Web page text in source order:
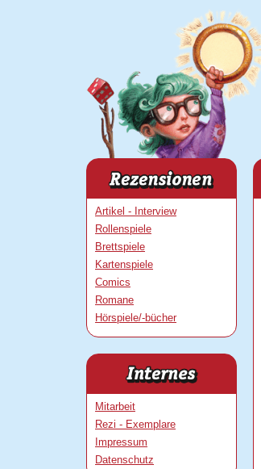
Artikel - Interview
Rollenspiele
Brettspiele
Kartenspiele
Comics
Romane
Hörspiele/-bücher
Mitarbeit
Rezi - Exemplare
Impressum
Datenschutz